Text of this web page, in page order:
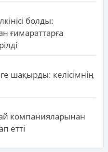
болды:
ғимараттарға
шақырды: келісімнің
компанияларынан
етті